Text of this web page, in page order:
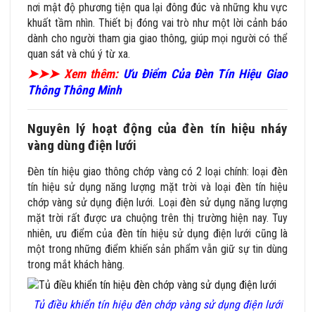
nơi mật độ phương tiện qua lại đông đúc và những khu vực
khuất tầm nhìn. Thiết bị đóng vai trò như một lời cảnh báo
dành cho người tham gia giao thông, giúp mọi người có thể
quan sát và chú ý từ xa.
➤➤➤ Xem thêm: Ưu Điểm Của Đèn Tín Hiệu Giao
Thông Thông Minh
Nguyên lý hoạt động của đèn tín hiệu nháy
vàng dùng điện lưới
Đèn tín hiệu giao thông chớp vàng có 2 loại chính: loại đèn
tín hiệu sử dụng năng lượng mặt trời và loại đèn tín hiệu
chớp vàng sử dụng điện lưới. Loại đèn sử dụng năng lượng
mặt trời rất được ưa chuộng trên thị trường hiện nay. Tuy
nhiên, ưu điểm của đèn tín hiệu sử dụng điện lưới cũng là
một trong những điểm khiến sản phẩm vẫn giữ sự tin dùng
trong mắt khách hàng.
Tủ điều khiển tín hiệu đèn chớp vàng sử dụng điện lưới